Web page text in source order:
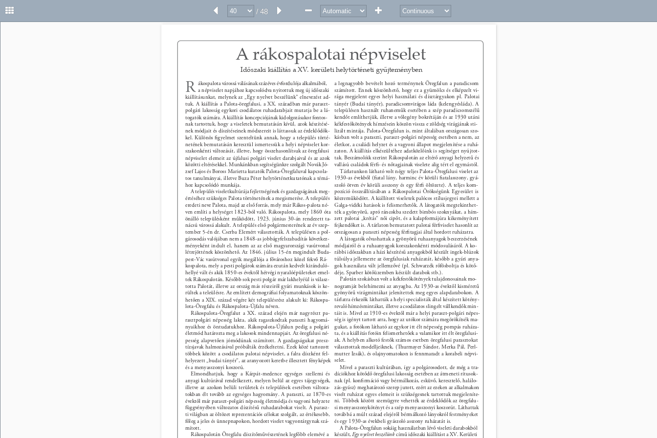
/ 48
A rákospalotai népviselet
Időszaki kiállítás a XV. kerületi helytörténeti gyűjteményben
R ákospalota várossá válásának százéves évfordulója alkalmából,
a népviselet napjához kapcsolódva nyitottuk meg új időszaki
kiállításunkat, melynek az „Egy nyelvet beszélünk” elnevezést ad-
tuk. A kiállítás a Palota-öregfalusi, a XX. században már paraszt-
polgári lakosság egykori csodálatos ruhadarabjait mutatja be a lá-
togatók számára. A kiállítás koncepciójának kidolgozásakor fontos-
nak tartottuk, hogy a viseletek bemutatásán kívül, azok készítésé-
nek módjait és díszítéseinek módszereit is láttassuk az érdeklődők-
kel. Különös ﬁgyelmet szenteltünk annak, hogy a település törté-
netének bemutatásán keresztül ismertessük a helyi népviselet kor-
szakonkénti változását, illetve, hogy összehasonlítsuk az öregfalusi
népviselet elemeit az újfalusi polgári viselet darabjaival és az azok
közötti eltérésekkel. Munkánkban segítségünkre szolgált Novák Jó-
zsef Lajos és Boross Marietta kutatók Palota-Öregfaluval kapcsola-
tos tanulmányai, illetve Buza Péter helytörténetkutatónak a témá-
hoz kapcsolódó munkája.
A település viseletkultúrája fejlettségének és gazdagságának meg-
értéséhez szükséges Palota történetének a megismerése. A település
eredeti neve Palota, majd az első forrás, mely már Rákos-palota né-
ven említi a helységet 1823-ból való. Rákospalota, mely 1860 óta
önálló településként működött, 1923. június 30-án rendezett ta-
nácsú várossá alakult. A település első polgármesterének az év szep-
tember 5-én dr. Cserba Elemért választották. A településen a pol-
gárosodás valójában nem a 1848-as jobbágyfelszabadítás következ-
ményeként indult el, hanem az az első magyarországi vasútvonal
létrejöttének köszönhető. Az 1846. július 15-én megindult Buda-
pest-Vác vasútvonal egyik megállója a fővároshoz közel fekvő Rá-
kospalota, mely a pesti polgárok számára ezután kedvelt kiránduló-
hellyé vált és akik 1850-es évektől hétvégi nyaralóépületeket emel-
tek Rákospalotán. Később sok pesti polgár már lakhelyéül is válasz-
totta Palotát, illetve az ország más részeiről gyári munkások is ke-
rültek a teleülésre. Az említett demográﬁai folyamatoknak köszön-
hetően a XIX. század végére két településrész alakult ki: Rákospa-
lota-Öregfalu és Rákospalota-Újfalu néven.
Rákospalota-Öregfalut a XX. század elején már nagyrészt pa-
rasztpolgári népesség lakta, akik ragaszkodtak paraszti hagyomá-
nyaikhoz és öntudatukhoz. Rákospalota-Újfalun pedig a polgári
életmód határozta meg a lakosok mindennapjait. Az öregfalusi né-
pesség alapvetően jómódúnak számított. A gazdagságukat presz-
tízsjavak halmozásával próbálták érzékeltetni. Ezek közé tartozott
többek között a csodálatos palotai népviselet, a falra díszként fel-
helyezett „budai tányér”, az aranyozott keretbe illesztett fényképek
és a menyasszonyi koszorú.
Elmondhatjuk, hogy a Kárpát-medence egységes szellemi és
anyagi kultúrával rendelkezett, melyen belül az egyes tájegységek,
illetve az azokon belüli területek és települések esetében változa-
tokban élt tovább az egységes hagyomány. A paraszti, az 1870-es
évektől már paraszt-polgári népesség életmódja és vagyoni helyzete
függvényében változatos díszítésű ruhadarabokat viselt. A parasz-
ti világban az öltözet reprezentációs célokat szolgált, az értékesebb,
főleg a jeles és ünnepnapokon, hordott viselet vagyontárgynak szá-
mított.
Rákospalotán Öregfalu díszítőművészetének legfőbb elemévé a
a legnagyobb bevételt hozó terménynek Öregfalun a paradicsom
számított. Ennek köszönhető, hogy ez a gyümölcs és elképzelt vi-
rága megjelent egyes helyi használati és dísztárgyakon pl. Palotai
tányér (Budai tányér), paradicsomvirágos láda (kelengyésláda). A
településen használt ruhaneműk esetében a szép paradicsomszélű
kendőt említhetjük, illetve a vőlegény bokrétáján és az 1930 utáni
kékfestőkötények hímzésein köszön vissza e zöldség virágjának sti-
lizált mintája. Palota-Öregfalun is, mint általában országosan szo-
kásban volt a paraszti, paraszt-polgári népesség esetében a nem, az
életkor, a családi helyzet és a vagyoni állapot megjelenítése a ruhá-
zaton. A kiállítás elkészültéhez adatközlőink is segítséget nyújtot-
tak. Beszámolóik szerint Rákospalotán az eltérő anyagi helyzetű és
vallású családok férﬁ- és nőtagjainak viselete alig tért el egymástól.
Tárlatunkon látható volt négy teljes Palota-Öregfalusi viselet az
1930-as évekből (ﬁatal lány, harminc év körüli ﬁatalasszony, gyá-
szoló ötven év körüli asszony és egy férﬁ öltözete). A teljes kom-
pozíció összeállításában a Rákospalotai Örökségünk Egyesület is
közreműködött. A kiállított viseletek palócos stílusjegyei mellett a
Galga-vidéki hatások is felismerhetők. A látogatók megtekinthet-
ték a gyönyörű, apró ráncokba szedett bimbós szoknyákat, a hím-
zett palotai „krétás” női cipőt, és a kalapformájúra kikeményített
fejkendőket is. A tárlaton bemutatott palotai férﬁviselet hasonlít az
országosan a paraszti népesség férﬁtagjai által hordott ruházatra.
A látogatók olvashattak a gyönyörű ruhaanyagok beszerzésének
módjairól és a ruhaanyagok korszakonkénti módosulásáról. A ko-
rábbi időszakban a házi készítésű anyagokból készült ingek-blúzok
túlsúlya jellemezte az öregfalusiak ruházatát, később a gyári anya-
gok használata vált jellemzővé (pl. Schwarzék rőfösboltja és kötő-
déje, Sparber kötőüzemben készült darabok stb.).
Palotán szokásban volt a kékfestőkötények tulajdonosainak mo-
nogramját belehímezni az anyagba. Az 1930-as évektől kisméretű
gyönyörű virágmintákat jelenítettek meg egyes alapdarabokon. A
tárlatra érkezők láthatták a helyi specialisták által készített kötény-
revaló hímzésmintákat, illetve a csodálatos slingelt vállkendők min-
táit is. Mivel az 1910-es évektől már a helyi paraszt-polgári népes-
ség is igényt tartott arra, hogy az utókor számára megörökítsék ma-
gukat, a fotókon látható az egykor itt élt népesség pompás ruháza-
ta, és a kiállítás fotóin felismerhetőek a valamikor itt élt öregfalusi-
ak. A helyben alkotó festők számos esetben öregfalusi parasztokat
választottak modelljeiknek, (urmayer Sándor, Merka Pál, Perl-
mutter Izsák), és olajnyomatokon is fennmaradt a korabeli népvi-
selet.
Mivel a paraszti kultúrában, így a polgárosodott, de még a tra-
díciókhoz kötődő öregfalusi lakosság esetében az átmeneti rítusok-
nak (pl. konﬁrmáció vagy bérmálkozás, esküvő, keresztelő, halálo-
zás-gyász) meghatározó szerep jutott, ezért az ezeken az alkalmakon
viselt ruházat egyes elemeit is szükségesnek tartottuk megjeleníte-
ni. Többek között szemügyre vehették az érdeklődők az öregfalu-
si menyasszonykötényt és a szép menyasszonyi koszorút. Láthattak
továbbá a múlt század elejéről bérmálkozó lányokról festményeket
és egy 1930-as évekbeli gyászoló asszony ruházatát is.
A Palota-Öregfalun sokáig használatban lévő viseleti darabokból
készült, Egy nyelvet beszélünk című időszaki kiállítást a XV. Kerületi